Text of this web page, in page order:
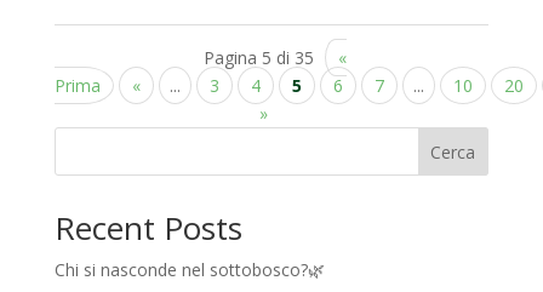
Pagina 5 di 35
«
Prima
« ... 3 4 5 6 7 ... 10
20
»
Cerca
Recent Posts
Chi si nasconde nel sottobosco?🌿